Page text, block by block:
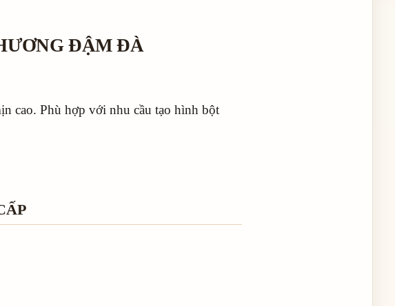
ĐẬM ĐÀ
cao. Phù hợp với nhu cầu tạo hình bột